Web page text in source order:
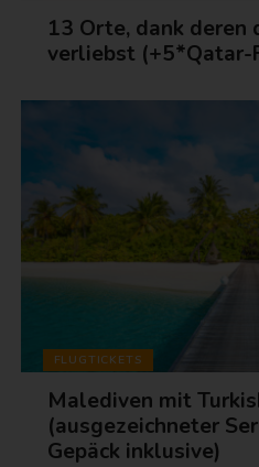
13 Orte, dank deren
verliebst (+5*Qatar-
FLUGTICKETS
Malediven mit
(ausgezeichneter
Gepäck inklusive)